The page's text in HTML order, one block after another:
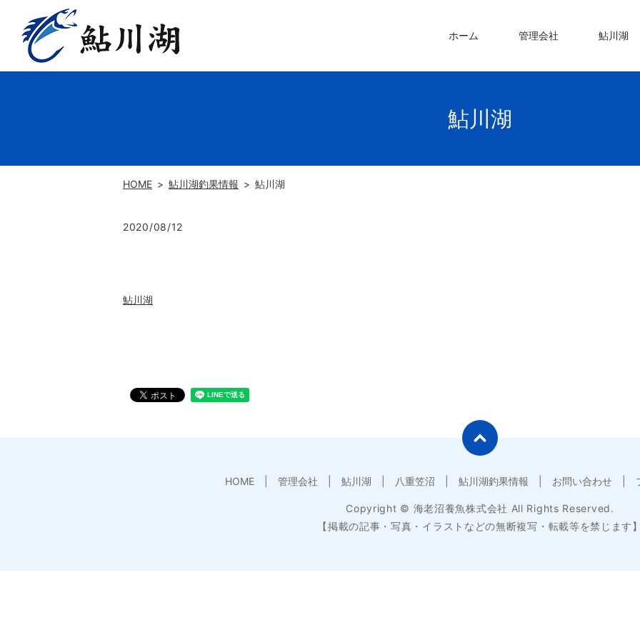
ホーム 管理会社 鮎川湖
鮎川湖
HOME 鮎川湖釣果情報 鮎川湖
2020/08/12
鮎川湖
HOME 管理会社 鮎川湖 八重笠沼 鮎川湖釣果情報 お問い合わせ
Copyright © 海老沼養魚株式会社 All Rights Reserved.
【掲載の記事・写真・イラストなどの無断複写・転載等を禁じます】